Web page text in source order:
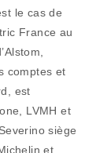
le cas de
France au
comptes et
est
LVMH et
siège
et